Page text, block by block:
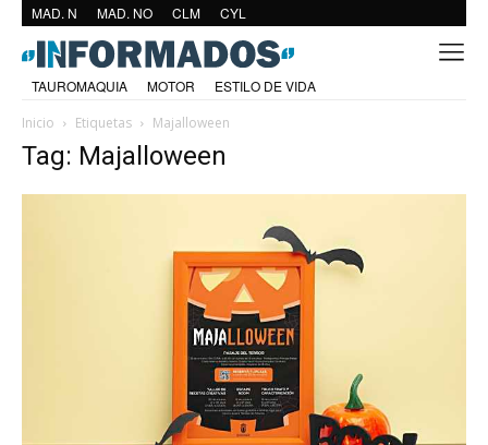
MAD. N MAD. NO CLM CYL
TAUROMAQUIA MOTOR
ESTILO DE VIDA
Inicio
Etiquetas Majalloween
Tag: Majalloween